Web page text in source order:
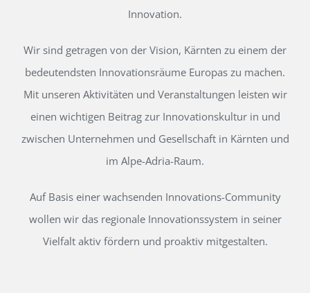
Innovation.
Wir sind getragen von der Vision, Kärnten zu einem der
bedeutendsten Innovationsräume Europas zu machen.
Mit unseren Aktivitäten und Veranstaltungen leisten wir
einen wichtigen Beitrag zur Innovationskultur in und
zwischen Unternehmen und Gesellschaft in Kärnten und
im Alpe-Adria-Raum.
Auf Basis einer wachsenden Innovations-Community
wollen wir das regionale Innovationssystem in seiner
Vielfalt aktiv fördern und proaktiv mitgestalten.